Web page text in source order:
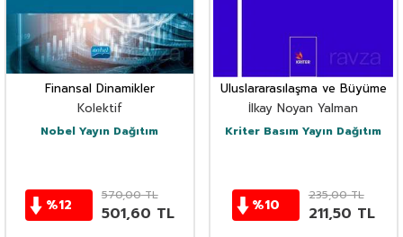
Finansal Dinamikler
Kolektif
Nobel Yayın Dağıtım
%12
570,00TL
501,60 TL
Uluslararasılaşma ve Büyüme
İlkay Noyan Yalman
Kriter Basım Yayın Dağıtım
%10
235,00TL
211,50 TL